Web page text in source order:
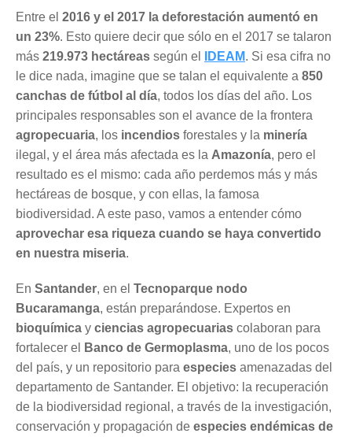
Entre el 2016 y el 2017 la deforestación aumentó en
un 23%. Esto quiere decir que sólo en el 2017 se talaron
más 219.973 hectáreas según el IDEAM. Si esa cifra no
le dice nada, imagine que se talan el equivalente a 850
canchas de fútbol al día, todos los días del año. Los
principales responsables son el avance de la frontera
agropecuaria, los incendios forestales y la minería
ilegal, y el área más afectada es la Amazonía, pero el
resultado es el mismo: cada año perdemos más y más
hectáreas de bosque, y con ellas, la famosa
biodiversidad. A este paso, vamos a entender cómo
aprovechar esa riqueza cuando se haya convertido
en nuestra miseria.
En Santander, en el Tecnoparque nodo
Bucaramanga, están preparándose. Expertos en
bioquímica y ciencias agropecuarias colaboran para
fortalecer el
Banco de Germoplasma, uno de los pocos
del país, y un repositorio para especies amenazadas del
departamento de Santander. El objetivo: la recuperación
de la biodiversidad regional, a través de la investigación,
conservación y propagación de especies endémicas de